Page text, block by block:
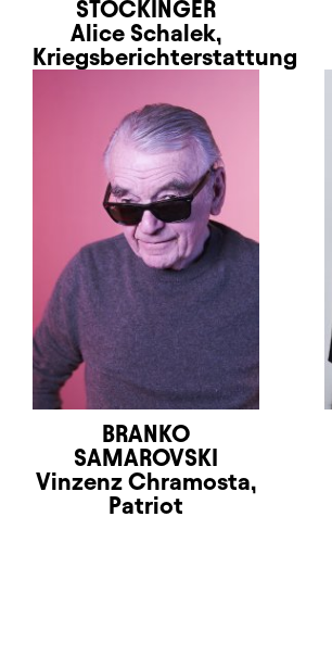
STOCKINGER
Alice Schalek,
Kriegsberichterstattung
BRANKO
SAMAROVSKI
Vinzenz Chramosta,
Patriot